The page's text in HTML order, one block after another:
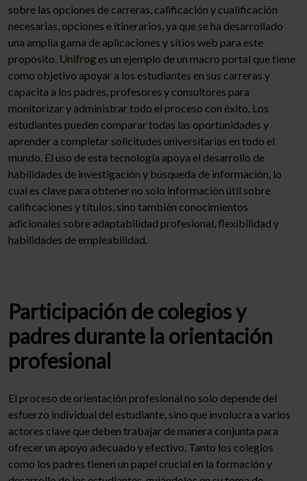
sobre las opciones de carreras, calificación y cualificación
necesarias, opciones e itinerarios, ya que se ha desarrollado
una amplia gama de aplicaciones y sitios web para este
propósito. Unifrog es un ejemplo de un macro portal que tiene
como objetivo apoyar a los estudiantes en sus carreras y
capacita a los padres, profesores y consultores para
monitorizar y administrar todo el proceso con éxito. Los
estudiantes pueden comparar todas las oportunidades y
aprender a completar solicitudes universitarias en todo el
mundo. El uso de esta tecnología apoya el desarrollo de
habilidades de investigación y búsqueda de información, lo
cual es clave para obtener no solo información útil sobre
calificaciones y títulos, sino también conocimientos
adicionales sobre adaptabilidad profesional, flexibilidad y
habilidades de empleabilidad.
Participación de colegios y
padres durante la orientación
profesional
El proceso de orientación profesional no solo depende del
esfuerzo individual del estudiante, sino que involucra a varios
actores clave que deben trabajar de manera conjunta para
ofrecer un apoyo adecuado y efectivo. Tanto los colegios
como los padres tienen un papel crucial en la formación y